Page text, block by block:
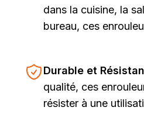
dans la cuisine, la
bureau, ces
Durable et
qualité, ces
résister à une